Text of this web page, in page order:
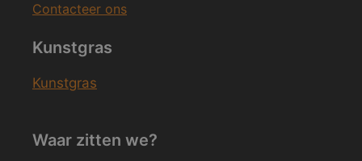
Contacteer ons
Kunstgras
Kunstgras
Waar zitten we?